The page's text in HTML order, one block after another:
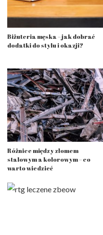
Biżuteria męska – jak dobrać
dodatki do stylu i okazji?
Różnice między złomem
stalowym a kolorowym – co
warto wiedzieć